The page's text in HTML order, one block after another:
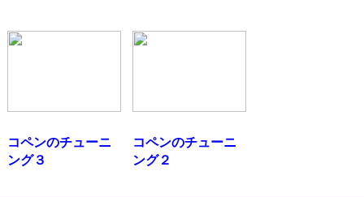
コペンのチューニ
ング３
コペンのチューニ
ング２